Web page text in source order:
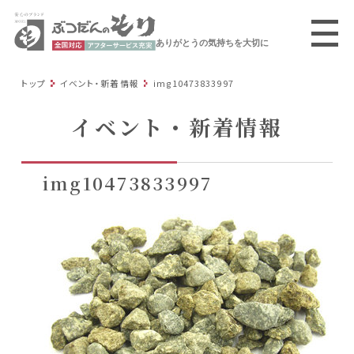
ありがとうの気持ちを大切に
トップ イベント・新着情報 img10473833997
イベント・新着情報
img10473833997